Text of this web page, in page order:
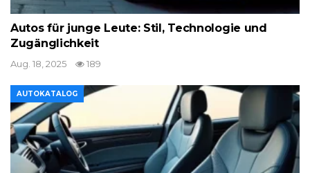
Autos für junge Leute: Stil, Technologie und
Zugänglichkeit
Aug. 18, 2025 189
AUTOKATALOG